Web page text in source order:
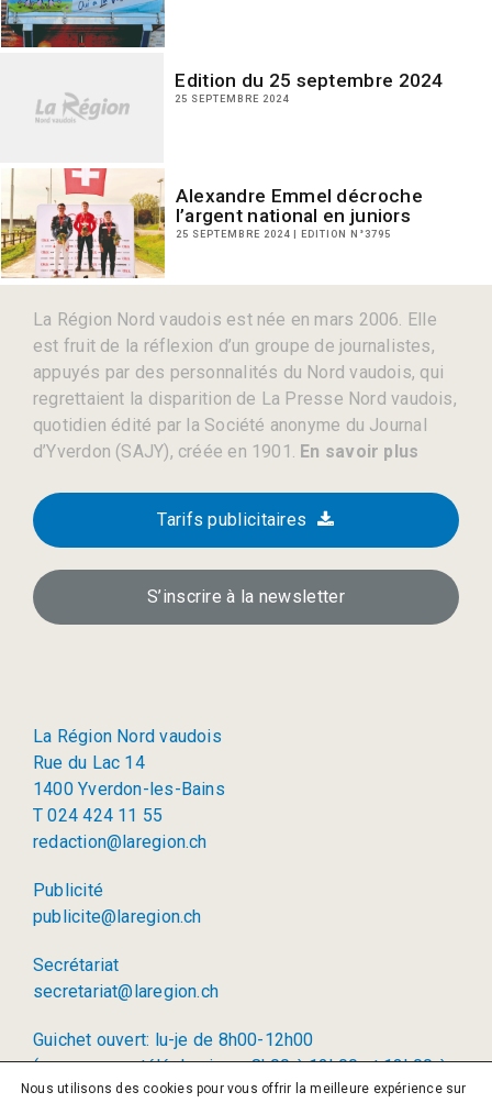
Edition du 25 septembre 2024
25 SEPTEMBRE 2024
Alexandre Emmel décroche
l’argent national en juniors
25 SEPTEMBRE 2024 | EDITION N°3795
La Région Nord vaudois est née en mars 2006. Elle
est fruit de la réflexion d’un groupe de journalistes,
appuyés par des personnalités du Nord vaudois, qui
regrettaient la disparition de La Presse Nord vaudois,
quotidien édité par la Société anonyme du Journal
d’Yverdon (SAJY), créée en 1901. En savoir plus
Tarifs publicitaires
S’inscrire à la newsletter
La Région Nord vaudois
Rue du Lac 14
1400 Yverdon-les-Bains
T 024 424 11 55
redaction@laregion.ch
Publicité
publicite@laregion.ch
Secrétariat
secretariat@laregion.ch
Guichet ouvert: lu-je de 8h00-12h00
(permanence téléphonique: 8h00 à 12h00 et 13h00 à
17h00)
Nous utilisons des cookies pour vous offrir la meilleure expérience sur